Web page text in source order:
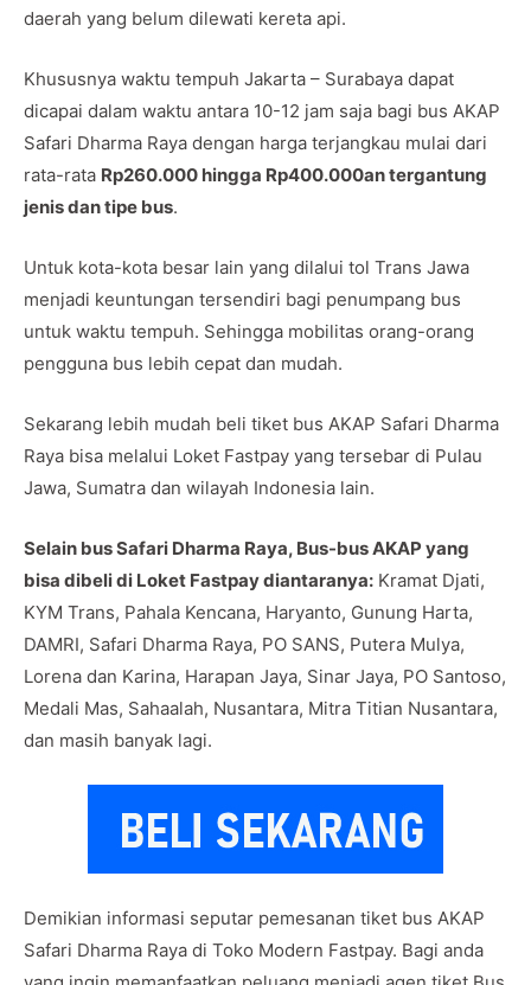
daerah yang belum dilewati kereta api.
Khususnya waktu tempuh Jakarta – Surabaya dapat
dicapai dalam waktu antara 10-12 jam saja bagi bus AKAP
Safari Dharma Raya dengan harga terjangkau mulai dari
rata-rata Rp260.000 hingga Rp400.000an tergantung
jenis dan tipe bus.
Untuk kota-kota besar lain yang dilalui tol Trans Jawa
menjadi keuntungan tersendiri bagi penumpang bus
untuk waktu tempuh. Sehingga mobilitas orang-orang
pengguna bus lebih cepat dan mudah.
Sekarang lebih mudah beli tiket bus AKAP Safari Dharma
Raya bisa melalui Loket Fastpay yang tersebar di Pulau
Jawa, Sumatra dan wilayah Indonesia lain.
Selain bus Safari Dharma Raya, Bus-bus AKAP yang
bisa dibeli di Loket Fastpay diantaranya: Kramat Djati,
KYM Trans, Pahala Kencana, Haryanto, Gunung Harta,
DAMRI, Safari Dharma Raya, PO SANS, Putera Mulya,
Lorena dan Karina, Harapan Jaya, Sinar Jaya, PO Santoso,
Medali Mas, Sahaalah, Nusantara, Mitra Titian Nusantara,
dan masih banyak lagi.
Demikian informasi seputar pemesanan tiket bus AKAP
Safari Dharma Raya di Toko Modern Fastpay. Bagi anda